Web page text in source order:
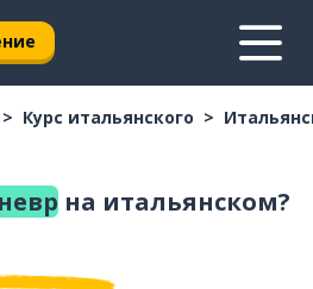
Курс итальянского
на итальянском?